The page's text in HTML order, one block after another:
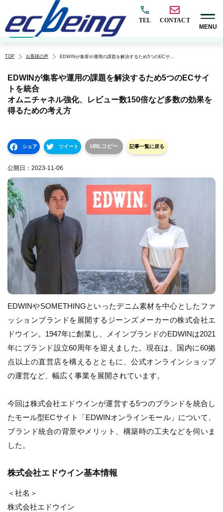
TEL
CONTACT
MENU
TOP お客様の声
EDWINが集客や運用の課題を解決するため5つのECサイトを統合
EDWINが集客や運用の課題を解決するため5つのECサイ
トを統合
オムニチャネル強化、レビュー数150倍など多数の効果を
得るための考え方
シェア ツイート URLコピー 記事一覧に戻る
公開日： 2023-11-06
EDWINやSOMETHINGといったデニム素材を中心としたファ
ッションブランドを展開するジーンズメーカーの株式会社エ
ドウイン。1947年に創業し、メインブランドのEDWINは2021
年にブランド設立60周年を迎えました。現在は、国内に60拠
点以上の直営店を構えるとともに、公式オンラインショップ
の運営など、幅広く事業を展開されています。
今回は株式会社エドウインが運営する5つのブランドを統合し
たモール型ECサイト「EDWINオンラインモール」について、
ブランド統合の背景やメリット、構築時の工夫などを伺いま
した。
株式会社エドウイン基本情報
＜社名＞
株式会社エドウイン
カテゴリ EC構築 マーケティング BtoB